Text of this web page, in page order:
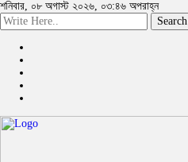
শনিবার, ০৮ অগাস্ট ২০২৬, ০৩:৪৬ অপরাহ্ন
Search